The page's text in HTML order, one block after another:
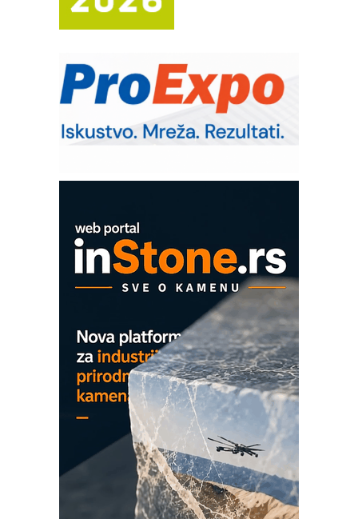
IB BLUMENAUER - više od 40 godina
poverenja u industriji
– Pametna signalizacija za efikasnije
upravljanje mašinama
Sigurnije ispitivanje transformatora u
solarnim elektranama i vetroparkovima
Pranje točkova na gradilištu- standard
Proizvodnja iC7 Hybrid 1500 VDC
COMBYPACK
EVOKS Maintenance Management
ROSA i SCHUNK podižu proizvodnju
Detekcija različitih oblika